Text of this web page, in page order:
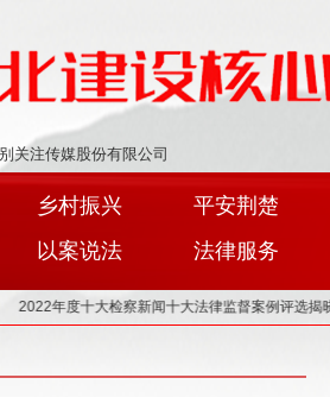
关注传媒股份有限公司
乡村振兴 平安荆楚
以案说法 法律服务
年度十大检察新闻十大法律监督案例评选揭晓